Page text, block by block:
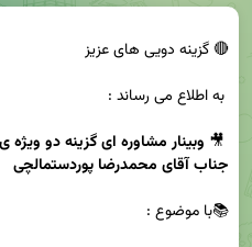
جناب آقای محمدرضا پوردستمالچی